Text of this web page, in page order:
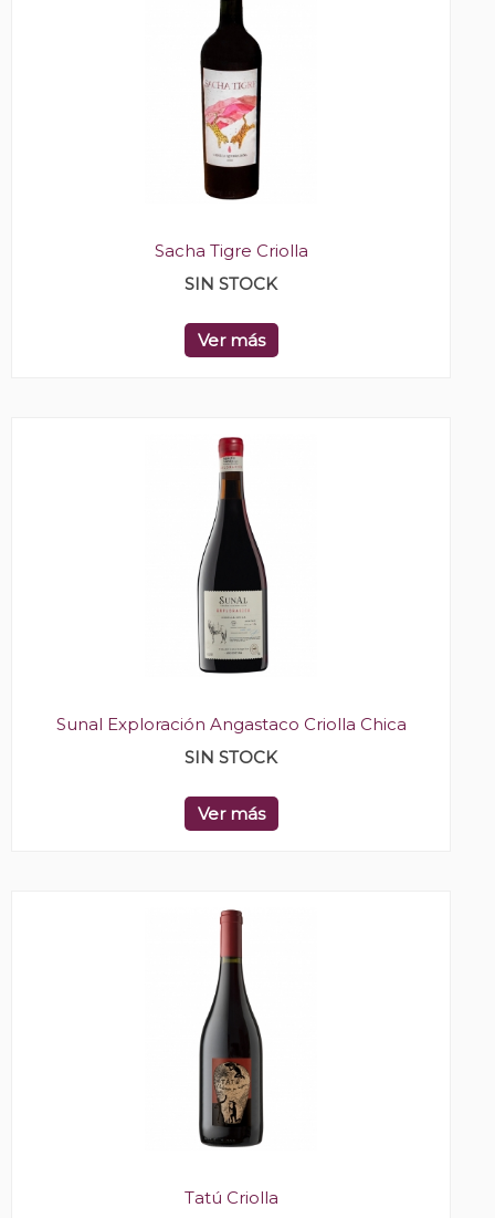
Sacha Tigre Criolla
SIN STOCK
Ver más
Sunal Exploración Angastaco Criolla Chica
SIN STOCK
Ver más
Tatú Criolla